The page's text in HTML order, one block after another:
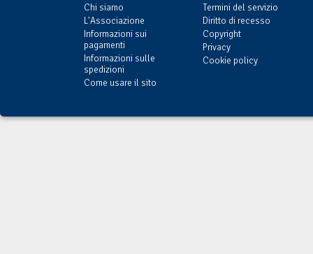
Chi siamo
L'Associazione
Informazioni sui
pagamenti
Informazioni sulle
spedizioni
Come usare il sito
Termini del servizio
Diritto di recesso
Copyright
Privacy
Cookie policy